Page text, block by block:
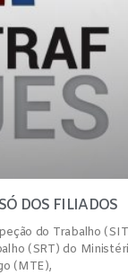
DOS FILIADOS
do Trabalho
(SRT) do
(MTE),